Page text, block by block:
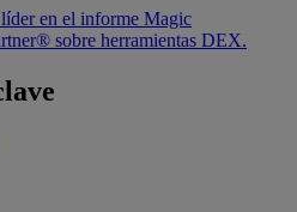
en el informe Magic
sobre herramientas DEX.